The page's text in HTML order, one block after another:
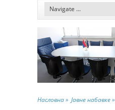
Насловна » Јавне набавке »